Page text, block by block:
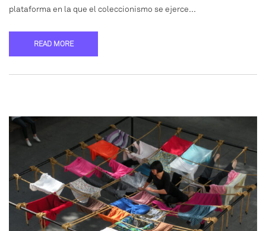
plataforma en la que el coleccionismo se ejerce…
READ MORE